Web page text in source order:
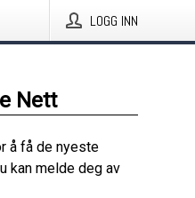
LOGG INN
Nett
å få de nyeste
kan melde deg av